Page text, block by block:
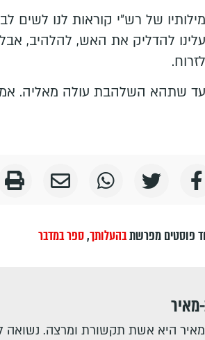
מילותיו של רש"י קוראות לנו לשים
עלינו להדליק את האש, להלהיב,
לזרוח.
עד שתהא השלהבת עולה מאליה.
פוסטים מפרשתבהעלותך,ספר במדבר
מאיר
מאיר היא אשת תקשורת ומרצה. נשואה